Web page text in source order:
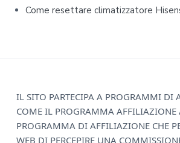
Come resettare climatizzatore
IL SITO PARTECIPA A PROGRAMMI DI
COME IL PROGRAMMA
PROGRAMMA DI AFFILIAZIONE CHE
WEB DI PERCEPIRE UNA